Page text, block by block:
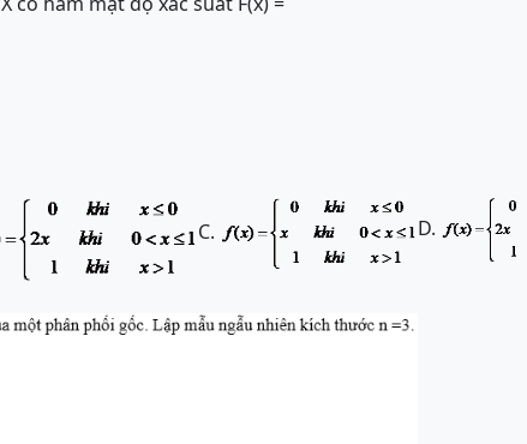
C. D.